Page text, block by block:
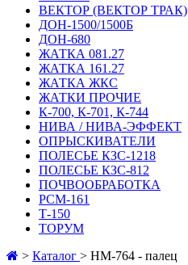
ВЕКТОР (ВЕКТОР ТРАК)
ДОН-1500/1500Б
ДОН-680
ЖАТКА 081.27
ЖАТКА 161.27
ЖАТКА ЖКС
ЖАТКИ ПРОЧИЕ
К-700, К-701, К-744
НИВА / НИВА-ЭФФЕКТ
ОПРЫСКИВАТЕЛИ
ПОЛЕСЬЕ КЗС-1218
ПОЛЕСЬЕ КЗС-812
ПОЧВООБРАБОТКА
РСМ-161
Т-150
ТОРУМ
> Каталог > HM-764 - палец